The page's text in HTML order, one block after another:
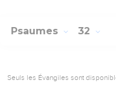
Psaumes 32
Seuls les Évangiles sont